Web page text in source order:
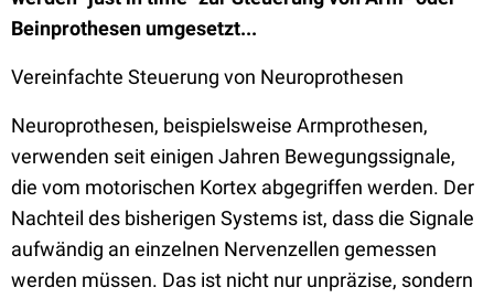
Beinprothesen umgesetzt...
Vereinfachte Steuerung von Neuroprothesen
Neuroprothesen, beispielsweise Armprothesen,
verwenden seit einigen Jahren Bewegungssignale,
die vom motorischen Kortex abgegriffen werden. Der
Nachteil des bisherigen Systems ist, dass die Signale
aufwändig an einzelnen Nervenzellen gemessen
werden müssen. Das ist nicht nur unpräzise, sondern